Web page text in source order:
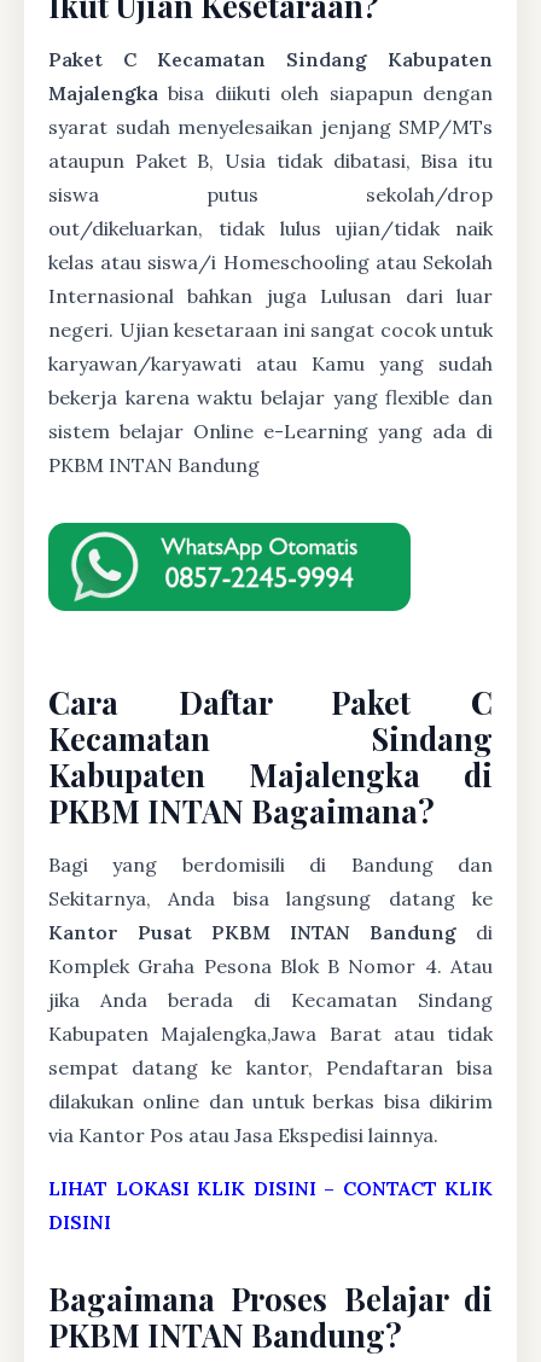
Paket C Kecamatan Sindang Kabupaten
Majalengka bisa diikuti oleh siapapun dengan
syarat sudah menyelesaikan jenjang SMP/MTs
ataupun Paket B, Usia tidak dibatasi, Bisa itu
siswa putus sekolah/drop
out/dikeluarkan, tidak lulus ujian/tidak naik
kelas atau siswa/i Homeschooling atau Sekolah
Internasional bahkan juga Lulusan dari luar
negeri. Ujian kesetaraan ini sangat cocok untuk
karyawan/karyawati atau Kamu yang sudah
bekerja karena waktu belajar yang flexible dan
sistem belajar Online e-Learning yang ada di
PKBM INTAN Bandung
Cara Daftar Paket C
Kecamatan Sindang
Kabupaten Majalengka di
PKBM INTAN Bagaimana?
Bagi yang berdomisili di Bandung dan
Sekitarnya, Anda bisa langsung datang ke
Kantor Pusat PKBM INTAN Bandung di
Komplek Graha Pesona Blok B Nomor 4. Atau
jika Anda berada di Kecamatan Sindang
Kabupaten Majalengka,Jawa Barat atau tidak
sempat datang ke kantor, Pendaftaran bisa
dilakukan online dan untuk berkas bisa dikirim
via Kantor Pos atau Jasa Ekspedisi lainnya.
LIHAT LOKASI KLIK DISINI – CONTACT KLIK
DISINI
Bagaimana Proses Belajar di
PKBM INTAN Bandung?